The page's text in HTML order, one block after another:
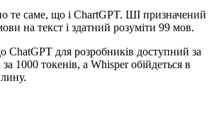
те саме, що і ChartGPT. ШІ призначений
на текст і здатний розуміти 99 мов.
ChatGPT для розробників доступний за
1000 токенів, а Whisper обійдеться в